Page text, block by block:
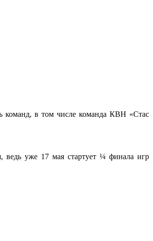
команд, в том числе команда КВН «Стас
ведь уже 17 мая стартует ¼ финала игр